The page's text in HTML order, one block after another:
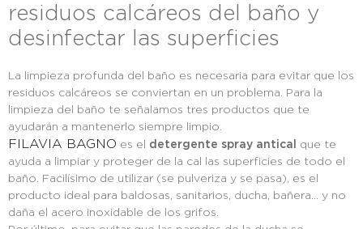
residuos calcáreos del baño y
desinfectar las superficies
La limpieza profunda del baño es necesaria para evitar que los
residuos calcáreos se conviertan en un problema. Para la
limpieza del baño te señalamos tres productos que te
ayudarán a mantenerlo siempre limpio.
FILAVIA BAGNO es el detergente spray antical
que te
ayuda a limpiar y proteger de la cal las superficies de todo el
baño. Facilísimo de utilizar (se pulveriza y se pasa), es el
producto ideal para baldosas, sanitarios, ducha, bañera… y no
daña el acero inoxidable de los grifos.